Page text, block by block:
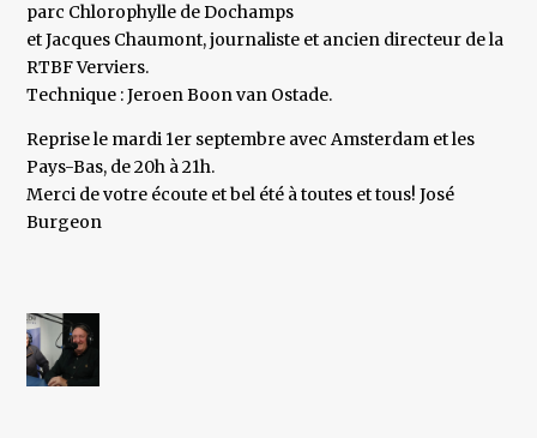
parc Chlorophylle de Dochamps
et Jacques Chaumont, journaliste et ancien directeur de la
RTBF Verviers.
Technique : Jeroen Boon van Ostade.
Reprise le mardi 1er septembre avec Amsterdam et les
Pays-Bas, de 20h à 21h.
Merci de votre écoute et bel été à toutes et tous! José
Burgeon